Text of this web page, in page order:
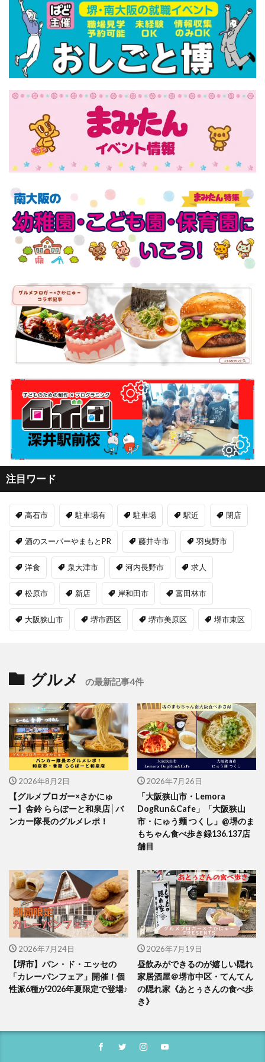
注目ワード
高石市 駐車場有 駐車場 駅近 閉店
酒のスーパーやまもとPR 藤井寺市 羽曳野市
洋食 泉大津市 河内長野市 求人
松原市 新店 岸和田市 富田林市
大阪狭山市 堺市西区 堺市美原区 堺市東区
グルメ の最新記事4件
2026年8月2日
【グルメブロガー×さかにゅ
ー】舎鈴 ららぽーと和泉店│バ
ンカー隊長のグルメレポ！
2026年7月26日
「大阪狭山市・Lemora
DogRun&Cafe」「大阪狭山
市・にゅう麺 つくし」@堺のま
もちゃん食べ歩き録136.137店
舗目
2026年7月24日
【堺市】パン・ド・エッセの
「カレーパンフェア」開催！個
性派6種が2026年夏限定で登場♪
2026年7月19日
昼飲みができるのが嬉しい隠れ
家居酒屋＠堺市中区・てんてん
の隠れ家《あとぅさんの食べ歩
き》